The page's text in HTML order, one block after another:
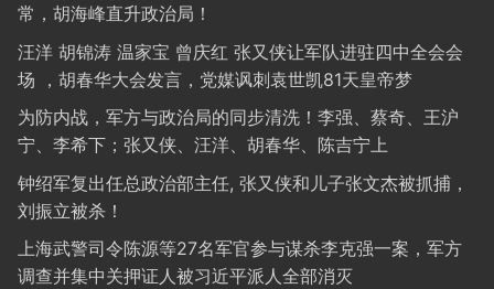
常，胡海峰直升政治局！
汪洋 胡锦涛 温家宝 曾庆红 张又侠让军队进驻四中全会会
场 ，胡春华大会发言，党媒讽刺袁世凯81天皇帝梦
为防内战，军方与政治局的同步清洗！李强、蔡奇、王沪
宁、李希下；张又侠、汪洋、胡春华、陈吉宁上
钟绍军复出任总政治部主任, 张又侠和儿子张文杰被抓捕，
刘振立被杀！
上海武警司令陈源等27名军官参与谋杀李克强一案，军方
调查并集中关押证人被习近平派人全部消灭